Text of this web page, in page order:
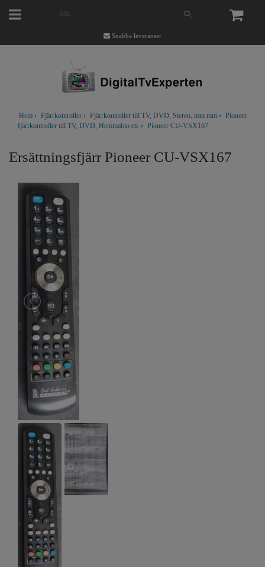
Snabba leveranser
Hem › Fjärrkontroller › Fjärrkontroller till TV, DVD, Stereo, mm mm › Pioneer
fjärrkontroller till TV, DVD, Hemmabio etc › Pioneer CU-VSX167
Ersättningsfjärr Pioneer CU-VSX167